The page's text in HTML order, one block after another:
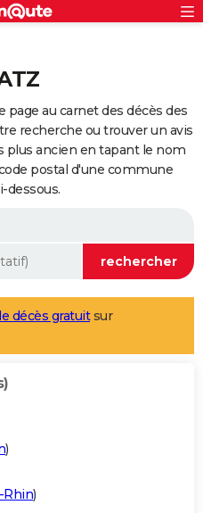
au carnet des décès des
recherche ou trouver un avis
plus ancien en tapant le nom
postal d'une commune
dessous.
décès gratuitsur
)
Rhin)